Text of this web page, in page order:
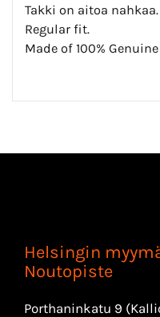
Takki on aitoa nahkaa.
Regular fit.
Made of 100%
Helsingin
Noutopiste
Porthaninkatu 9